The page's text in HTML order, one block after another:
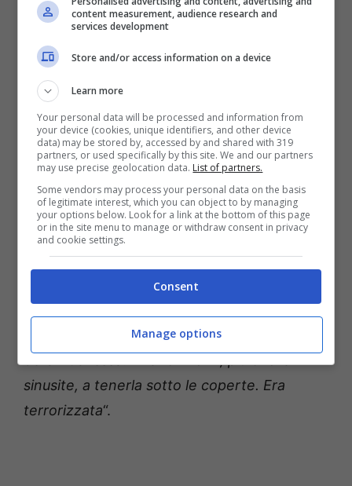
Un momento delicato della vita della coppia
che, nonostante la vita li aveva posti su piani
differenti, non hanno mai smesso di amarsi
follemente, fin quando non hanno trovato il
coraggio e i modi per uscire allo scoperto. Il
tutto però non finisce qui.
La folle richiesta di Carlo
In passato a parlare del giorno dellenozze tra
Principe Carlo e Camilla Parker Bowles
stato Penny Junor, il quale ha fatto la
seguente dichiarazione sullo stato d’animo
sinusite, a tenerla sotto le coperte. Era
terrorizzata“.
content measurement, audience research and
services development
Store and/or access information on a device
Learn more
Your personal data will be processed and information from
your device (cookies, unique identifiers, and other device
data) may be stored by, accessed by and shared with 319
partners, or used specifically by this site. We and our partners
may use precise geolocation data. List of partners.
Some vendors may process your personal data on the basis
of legitimate interest, which you can object to by managing
your options below. Look for a link at the bottom of this page
or in the site menu to manage or withdraw consent in privacy
and cookie settings.
Consent
Manage options